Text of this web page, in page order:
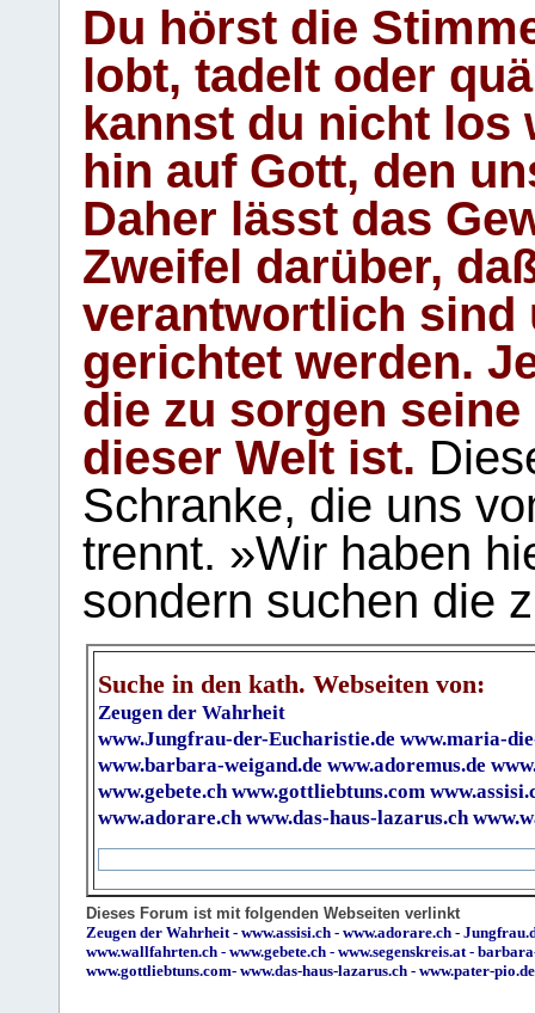
Du hörst die
lobt, tadelt oder
kannst du nicht los
hin auf Gott, den
Daher lässt das
Zweifel darüber,
verantwortlich sind
gerichtet werden.
die zu sorgen
dieser Welt ist.
Schranke, die uns
trennt. »Wir haben
sondern suchen die
Suche in den kath. Webseiten von:
Zeugen der Wahrheit
www.Jungfrau-der-Eucharistie.de www.maria-
www.barbara-weigand.de www.adoremus.de
www.gebete.ch www.gottliebtuns.com
www.adorare.ch www.das-haus-lazarus.ch
Dieses Forum ist mit folgenden Webseiten verlinkt
Zeugen der Wahrheit- www.assisi.ch - www.adorare.ch -
www.wallfahrten.ch - www.gebete.ch - www.segenskreis.at-
www.gottliebtuns.com- www.das-haus-lazarus.ch - www.pater-pio.de